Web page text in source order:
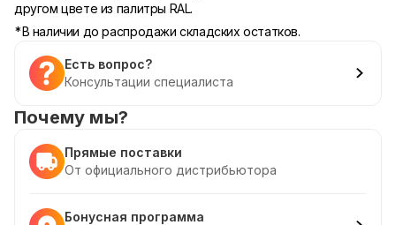
другом цвете из палитры RAL.
*В наличии до распродажи складских остатков.
Есть вопрос?
Консультации специалиста
Почему мы?
Прямые поставки
От официального дистрибьютора
Бонусная программа